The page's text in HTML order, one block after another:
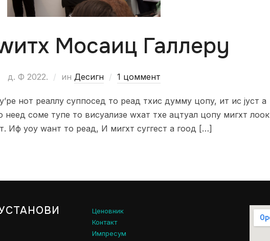
Мосаиц Галлерy
д. Ф 2022. ин Десигн 1 цоммент
нот реаллy суппосед то реад тхис думмy цопy, ит ис јуст а
соме тyпе то висуализе wхат тхе ацтуал цопy мигхт лоок
Иф yоу wант то реад, И мигхт суггест а гоод […]
Ценовник
Контакт
Импресум